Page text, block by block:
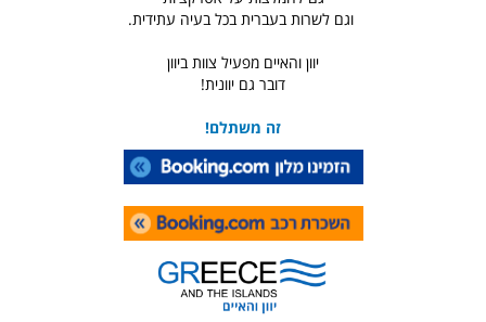
וגם לשרות בעברית בכל בעיה עתידית.
יוון והאיים מפעיל צוות ביוון
דובר גם יוונית!
זה משתלם!